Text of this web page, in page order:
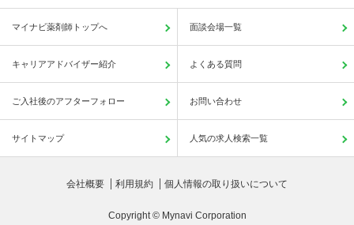
マイナビ薬剤師トップへ 面談会場一覧
キャリアアドバイザー紹介 よくある質問
ご入社後のアフターフォロー お問い合わせ
サイトマップ 人気の求人検索一覧
会社概要 利用規約 個人情報の取り扱いについて
Copyright © Mynavi Corporation